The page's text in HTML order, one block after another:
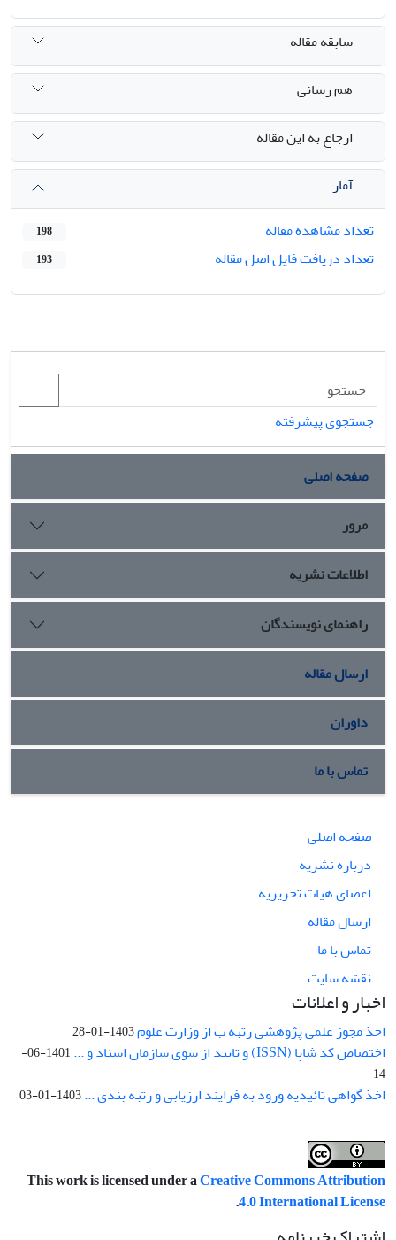
سابقه مقاله
هم رسانی
ارجاع به این مقاله
آمار
تعداد مشاهده مقاله
198
تعداد دریافت فایل اصل مقاله 193
جستجوی پیشرفته
صفحه اصلی
مرور
اطلاعات نشریه
راهنمای نویسندگان
ارسال مقاله
داوران
تماس با ما
صفحه اصلی
درباره نشریه
اعضای هیات تحریریه
ارسال مقاله
تماس با ما
نقشه سایت
اخبار و اعلانات
اخذ مجوز علمی پژوهشی رتبه ب از وزارت علوم1403-01-28
اختصاص کد شاپا (ISSN) و تایید از سوی سازمان اسناد و ...
1401-06-
14
اخذ گواهی تائیدیه ورود به فرایند ارزیابی و رتبه بندی ...1403-01-03
This work is licensed under aCreative Commons Attribution
4.0 International License
.